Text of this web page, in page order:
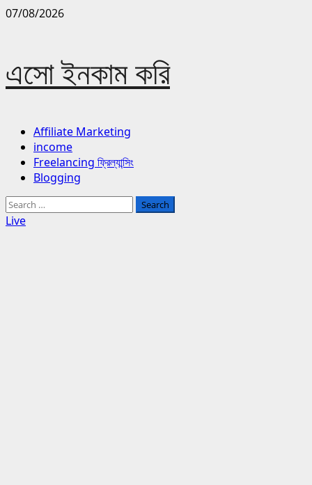
Skip
07/08/2026
এসো ইনকাম করি
Primary
Menu
Affiliate Marketing
income
Freelancing ফ্রিল্যান্সিং
Blogging
Search
for:
Live